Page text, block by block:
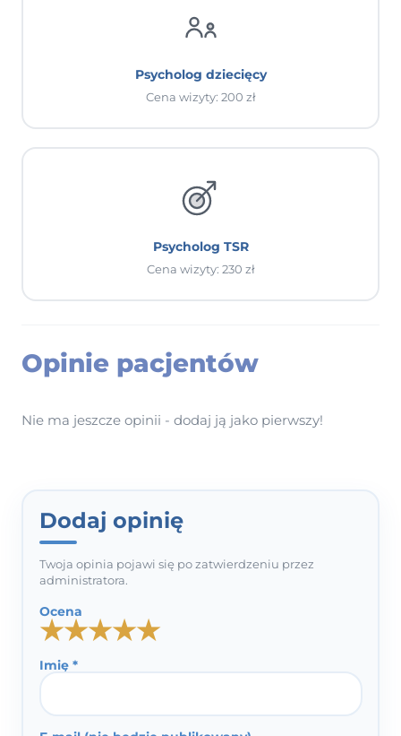
Psycholog dziecięcy
Cena wizyty: 200 zł
Psycholog TSR
Cena wizyty: 230 zł
Opinie pacjentów
Nie ma jeszcze opinii - dodaj ją jako pierwszy!
Dodaj opinię
Twoja opinia pojawi się po zatwierdzeniu przez
administratora.
Ocena
★
★
★
★
★
Imię *